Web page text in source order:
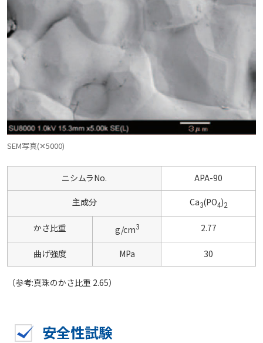
SEM写真(✕5000)
ニシムラNo. APA-90
主成分 Ca3(PO4)2
かさ比重 g/cm3 2.77
曲げ強度 MPa 30
（参考:真珠のかさ比重 2.65）
安全性試験